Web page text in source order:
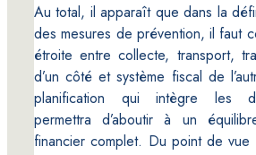
Au total, il apparaît que dans la
des mesures de prévention, il faut
étroite entre collecte, transport,
d’un côté et système fiscal de
planification qui intègre les
permettra d’aboutir à un
financier complet. Du point de vue